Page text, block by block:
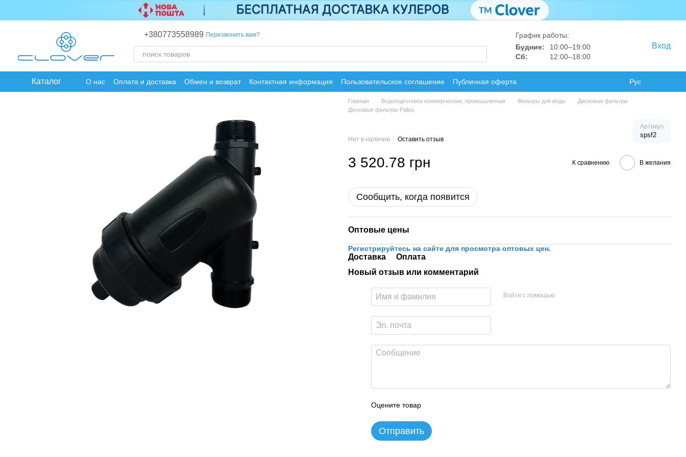
+380773558989 Перезвонить вам?
График работы:
Будние:
10:00–19:00
Сб:
12:00–18:00
Вход
Каталог О нас Оплата и доставка Обмен и возврат Контактная информация Пользовательское соглашение Публичная оферта Рус
Главная Водоподготовка коммерческая, промышленная Фильтры для воды
Дисковые фильтры
Дисковые фильтры Pallas
Артикул
spsf2
Нет в наличии Оставить отзыв
3 520.78 грн К сравнению В желания
Сообщить, когда появится
Оптовые цены
Регистрируйтесь на сайте для просмотра оптовых цен.
Доставка
Оплата
Новый отзыв или комментарий
Войти с помощью
Оцените товар
Отправить